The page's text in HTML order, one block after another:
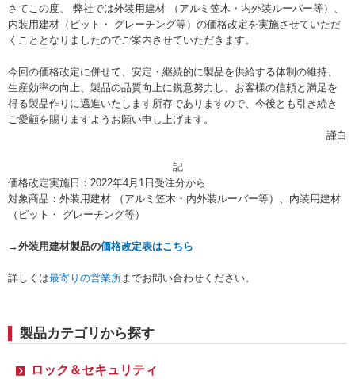
さてこの度、 弊社では外装用建材 （アルミ笠木・内外装ルーバー等）、
内装用建材（ピット・ グレーチング等）の価格改定を実施させていただ
くこととなりましたのでご案内させていただきます。
今回の価格改定に併せて、安定・継続的に製品を供給する体制の維持、
生産効率の向上、製品の品質向上に鋭意努力し、お客様の信頼と満足を
得る製品作りに邁進いたします所存でありますので、今後とも引き続き
ご愛顧を賜りますようお願い申し上げます。
謹白
記
価格改定実施日：2022年4月1日受注分から
対象商品：外装用建材 （アルミ笠木・内外装ルーバー等）、内装用建材
（ピット・ グレーチング等）
→外装用建材製品の価格改定表はこちら
詳しくは最寄りの営業所までお問い合わせください。
製品カテゴリから探す
ロック＆セキュリティ